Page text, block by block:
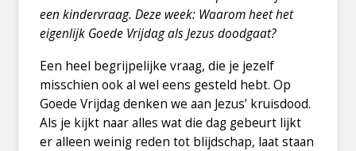
een kindervraag. Deze week: Waarom heet het
eigenlijk Goede Vrijdag als Jezus doodgaat?
Een heel begrijpelijke vraag, die je jezelf
misschien ook al wel eens gesteld hebt. Op
Goede Vrijdag denken we aan Jezus’ kruisdood.
Als je kijkt naar alles wat die dag gebeurt lijkt
er alleen weinig reden tot blijdschap, laat staan